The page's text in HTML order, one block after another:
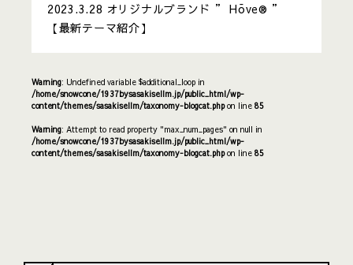
2023.3.28 オリジナルブランド ” Hōve®︎ ”
【最新テーマ紹介】
Warning: Undefined variable $additional_loop in
/home/snowcone/1937bysasakisellm.jp/public_html/wp-
content/themes/sasakisellm/taxonomy-blogcat.phpon line 85
Warning: Attempt to read property "max_num_pages" on null in
/home/snowcone/1937bysasakisellm.jp/public_html/wp-
content/themes/sasakisellm/taxonomy-blogcat.phpon line 85